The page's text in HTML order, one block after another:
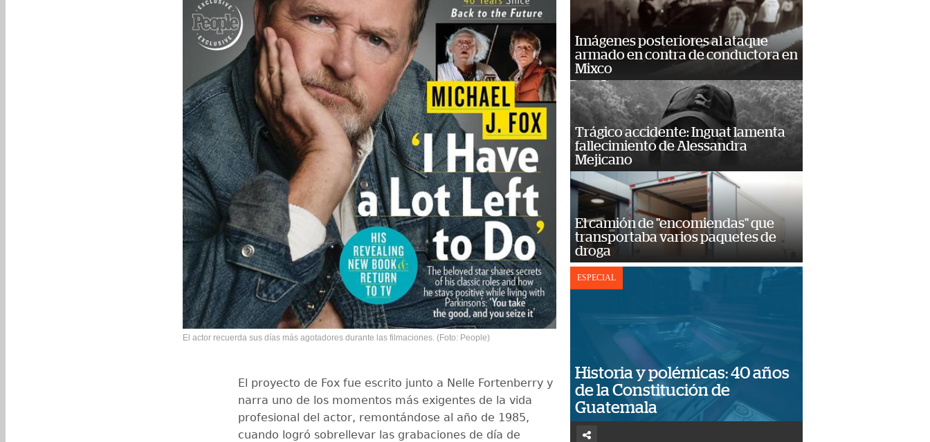
El actor recuerda sus días más agotadores durante las filmaciones. (Foto: People)
El proyecto de Fox fue escrito junto a Nelle Fortenberry y
narra uno de los momentos más exigentes de la vida
profesional del actor, remontándose al año de 1985,
cuando logró sobrellevar las grabaciones de día de
Imágenes posteriores al ataque
armado en contra de conductora en
Mixco
Trágico accidente: Inguat lamenta
fallecimiento de Alessandra
Mejicano
El camión de "encomiendas" que
transportaba varios paquetes de
droga
ESPECIAL
Historia y polémicas: 40 años
de la Constitución de
Guatemala